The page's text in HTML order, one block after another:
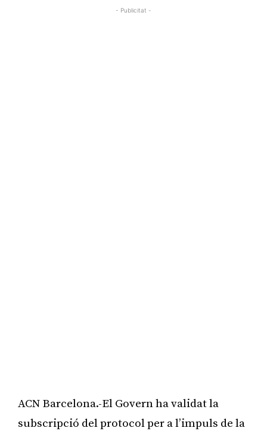
- Publicitat -
ACN Barcelona.-El Govern ha validat la
subscripció del protocol per a l’impuls de la